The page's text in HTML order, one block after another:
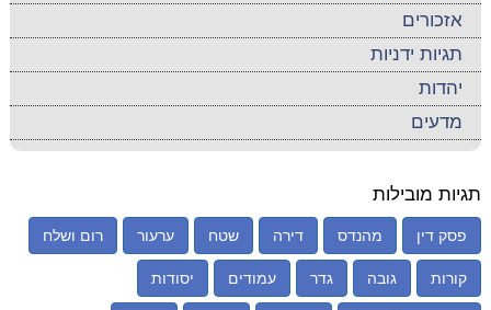
אזכורים
תגיות ידניות
יהדות
מדעים
תגיות מובילות
פסק דין מהנדס דירה שטח ערעור רום ושלח
קורות גובה גדר עמודים יסודות